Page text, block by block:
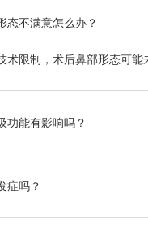
态不满意怎么办？
术限制，术后鼻部形态可
功能有影响吗？
可能损伤鼻腔结构，导致
症吗？
、肋部）可能出现疼痛、